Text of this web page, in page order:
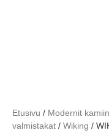
Etusivu / Modernit
valmistakat / Wiking /